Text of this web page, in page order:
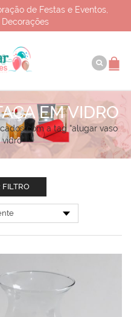
de Festas e Eventos,
EM VIDRO
com a tag “alugar vaso
FILTRO